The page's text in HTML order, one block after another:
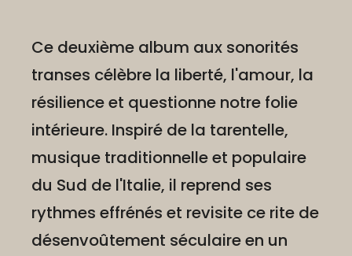
Ce deuxième album aux sonorités
transes célèbre la liberté, l'amour, la
résilience et questionne notre folie
intérieure. Inspiré de la tarentelle,
musique traditionnelle et populaire
du Sud de l'Italie, il reprend ses
rythmes effrénés et revisite ce rite de
désenvoûtement séculaire en un